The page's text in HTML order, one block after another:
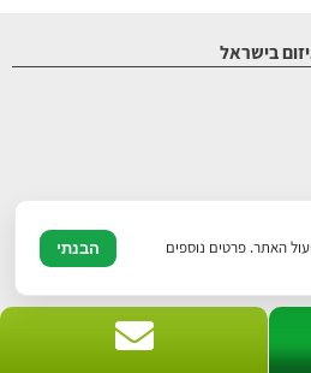
בישראל
האתר. פרטים נוספים
הבנתי